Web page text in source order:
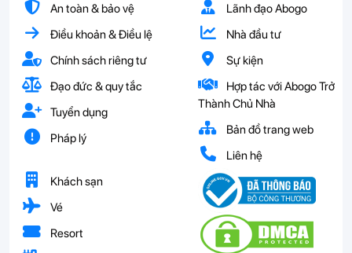
An toàn & bảo vệ
Điều khoản & Điều lệ
Chính sách riêng tư
Đạo đức & quy tắc
Tuyển dụng
Pháp lý
Lãnh đạo Abogo
Nhà đầu tư
Sự kiện
Hợp tác với Abogo Trở
Thành Chủ Nhà
Bản đồ trang web
Liên hệ
Khách sạn
Vé
Resort